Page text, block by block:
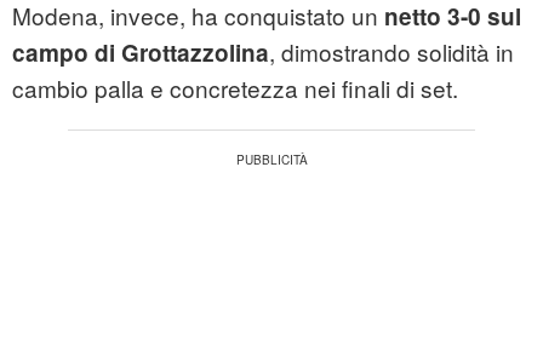
Modena, invece, ha conquistato un netto 3-0 sul
campo di Grottazzolina, dimostrando solidità in
cambio palla e concretezza nei finali di set.